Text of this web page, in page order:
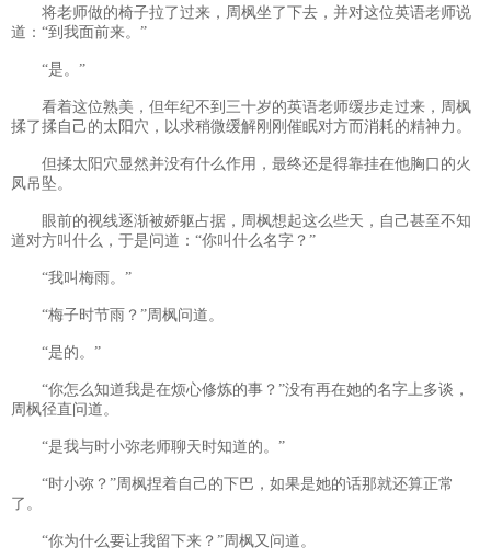
将老师做的椅子拉了过来，周枫坐了下去，并对这位英语老师说
道：“到我面前来。”
“是。”
看着这位熟美，但年纪不到三十岁的英语老师缓步走过来，周枫
揉了揉自己的太阳穴，以求稍微缓解刚刚催眠对方而消耗的精神力。
但揉太阳穴显然并没有什么作用，最终还是得靠挂在他胸口的火
凤吊坠。
眼前的视线逐渐被娇躯占据，周枫想起这么些天，自己甚至不知
道对方叫什么，于是问道：“你叫什么名字？”
“我叫梅雨。”
“梅子时节雨？”周枫问道。
“是的。”
“你怎么知道我是在烦心修炼的事？”没有再在她的名字上多谈，
周枫径直问道。
“是我与时小弥老师聊天时知道的。”
“时小弥？”周枫捏着自己的下巴，如果是她的话那就还算正常
了。
“你为什么要让我留下来？”周枫又问道。